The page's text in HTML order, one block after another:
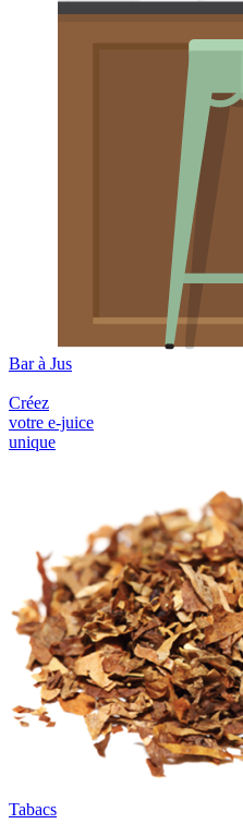
Bar à Jus
Créez
votre e-juice
unique
Tabacs